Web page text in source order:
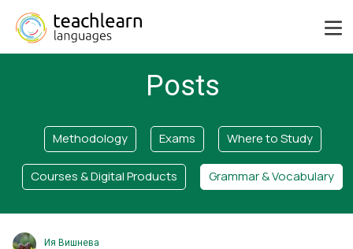
Posts
Methodology Exams Where to Study
Courses & Digital Products Grammar & Vocabulary
Ия Вишнева